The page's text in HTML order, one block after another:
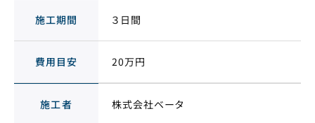
施工期間 ３日間
費用目安 20万円
施工者 株式会社ベータ